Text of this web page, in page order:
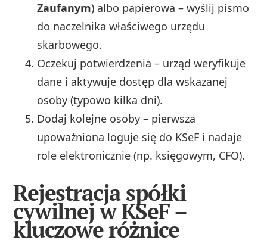
Zaufanym) albo papierowa – wyślij pismo
do naczelnika właściwego urzędu
skarbowego.
Oczekuj potwierdzenia – urząd weryfikuje
dane i aktywuje dostęp dla wskazanej
osoby (typowo kilka dni).
Dodaj kolejne osoby – pierwsza
upoważniona loguje się do KSeF i nadaje
role elektronicznie (np. księgowym, CFO).
Rejestracja spółki
cywilnej w KSeF –
kluczowe różnice